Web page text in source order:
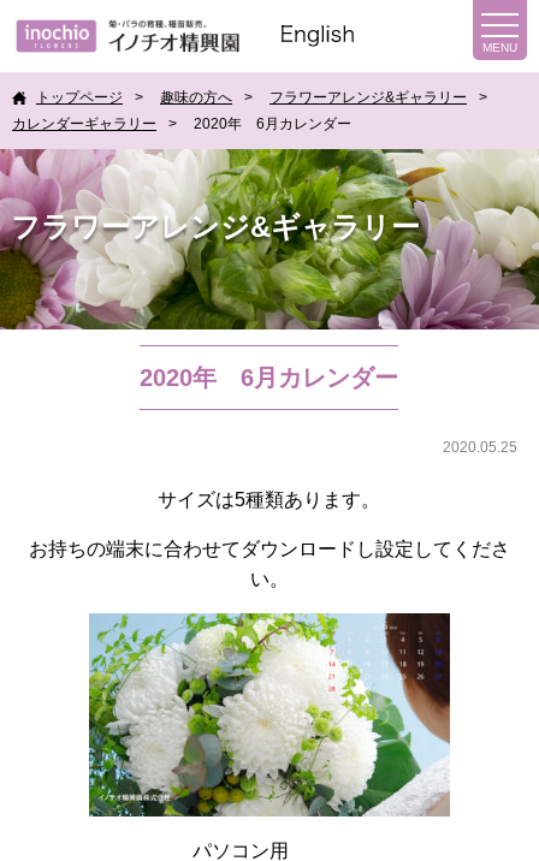
トップページ 趣味の方へ
フラワーアレンジ&ギャラリー
カレンダーギャラリー
2020年 6月カレンダー
フラワーアレンジ&ギャラリー
2020年 6月カレンダー
2020.05.25
サイズは5種類あります。
お持ちの端末に合わせてダウンロードし設定してくださ
い。
パソコン用